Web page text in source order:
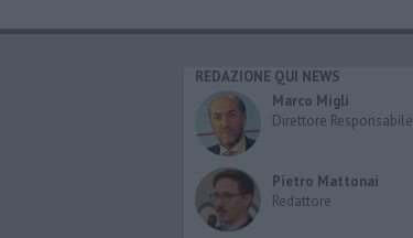
REDAZIONE QUI NEWS
Marco Migli
Direttore Responsabile
Pietro Mattonai
Redattore